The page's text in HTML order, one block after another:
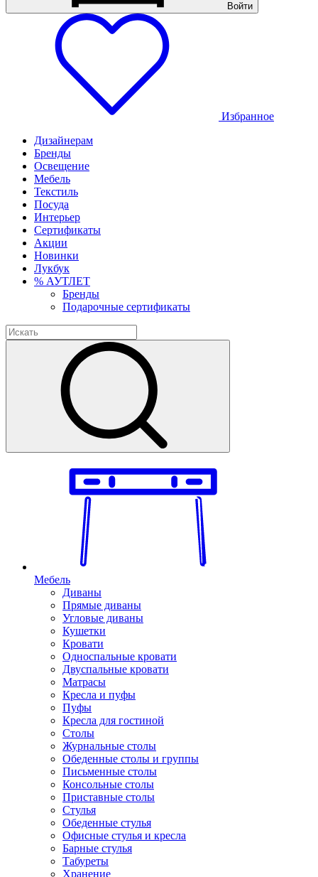
Войти
Избранное
Дизайнерам
Бренды
Освещение
Мебель
Текстиль
Посуда
Интерьер
Сертификаты
Акции
Новинки
Лукбук
% АУТЛЕТ
Бренды
Подарочные сертификаты
Мебель
Диваны
Прямые диваны
Угловые диваны
Кушетки
Кровати
Односпальные кровати
Двуспальные кровати
Матрасы
Кресла и пуфы
Пуфы
Кресла для гостиной
Столы
Журнальные столы
Обеденные столы и группы
Письменные столы
Консольные столы
Приставные столы
Стулья
Обеденные стулья
Офисные стулья и кресла
Барные стулья
Табуреты
Хранение